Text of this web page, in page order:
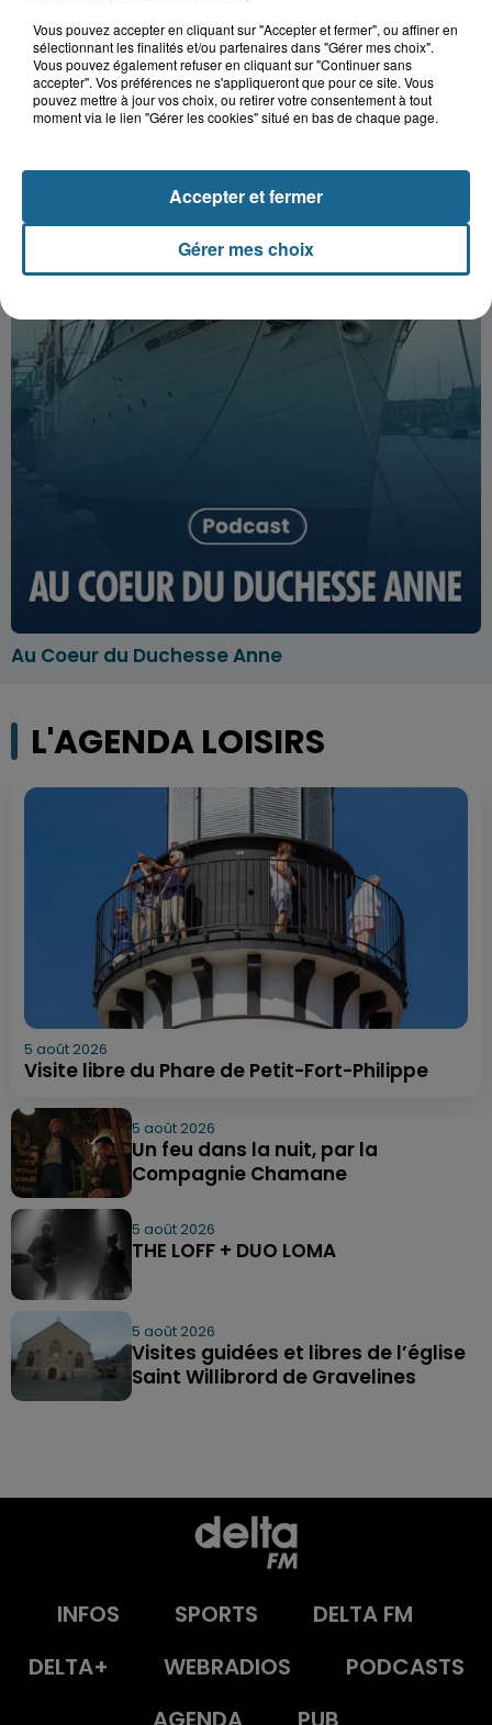
NOS AUTRES PODCASTS
Au Coeur du Duchesse Anne
L'AGENDA LOISIRS
5 août 2026
Visite libre du Phare de Petit-Fort-Philippe
5 août 2026
Un feu dans la nuit, par la
Compagnie Chamane
5 août 2026
THE LOFF + DUO LOMA
5 août 2026
Visites guidées et libres de l’église
Saint Willibrord de Gravelines
INFOS SPORTS
DELTA FM
DELTA+
WEBRADIOS
PODCASTS
Vous pouvez accepter en cliquant sur "Accepter et fermer", ou affiner en
sélectionnant les finalités et/ou partenaires dans "Gérer mes choix".
Vous pouvez également refuser en cliquant sur "Continuer sans
accepter". Vos préférences ne s'appliqueront que pour ce site. Vous
pouvez mettre à jour vos choix, ou retirer votre consentement à tout
moment via le lien "Gérer les cookies" situé en bas de chaque page.
Gérer mes choix
Accepter et fermer